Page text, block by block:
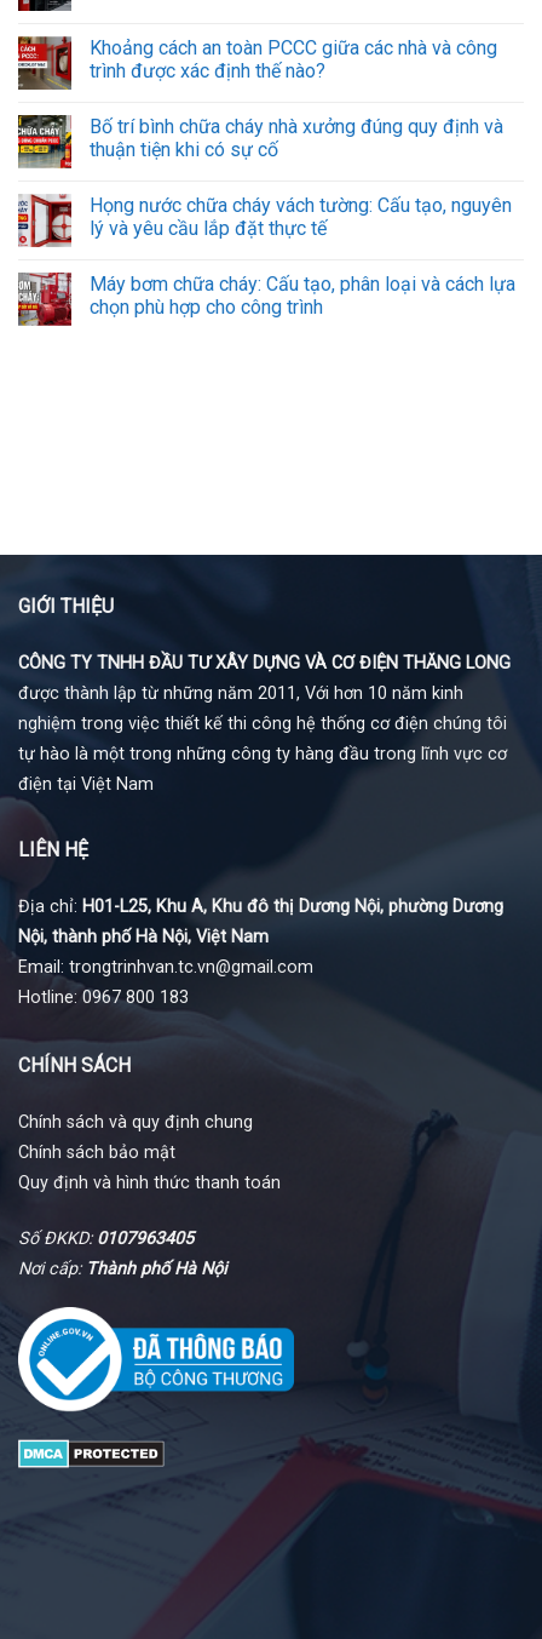
Khoảng cách an toàn PCCC giữa các nhà và công
trình được xác định thế nào?
Bố trí bình chữa cháy nhà xưởng đúng quy định và
thuận tiện khi có sự cố
Họng nước chữa cháy vách tường: Cấu tạo, nguyên
lý và yêu cầu lắp đặt thực tế
Máy bơm chữa cháy: Cấu tạo, phân loại và cách lựa
chọn phù hợp cho công trình
GIỚI THIỆU
CÔNG TY TNHH ĐẦU TƯ XÂY DỰNG VÀ CƠ ĐIỆN THĂNG LONG
được thành lập từ những năm 2011, Với hơn 10 năm kinh
nghiệm trong việc thiết kế thi công hệ thống cơ điện chúng tôi
tự hào là một trong những công ty hàng đầu trong lĩnh vực cơ
điện tại Việt Nam
LIÊN HỆ
Địa chỉ: H01-L25, Khu A, Khu đô thị Dương Nội, phường Dương
Nội, thành phố Hà Nội, Việt Nam
Email: trongtrinhvan.tc.vn@gmail.com
Hotline: 0967 800 183
CHÍNH SÁCH
Chính sách và quy định chung
Chính sách bảo mật
Quy định và hình thức thanh toán
Số ĐKKD:0107963405
Nơi cấp: Thành phố Hà Nội